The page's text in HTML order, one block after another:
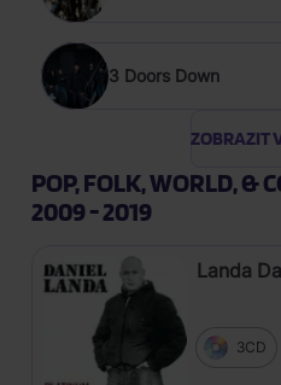
3 Doors Down
ZOBRAZIT
POP, FOLK, WORLD, &
2009 - 2019
Landa
3CD